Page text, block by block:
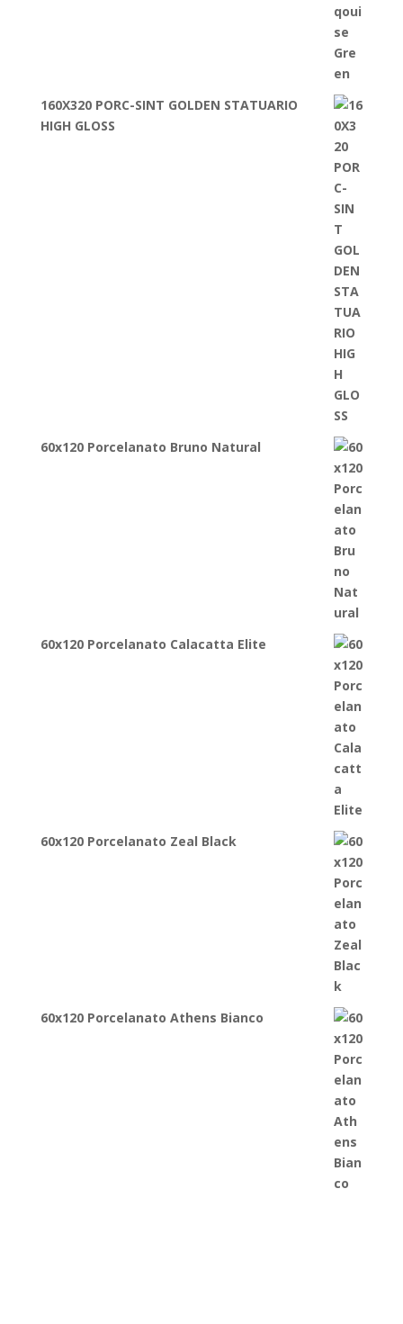
160X320 PORC-SINT GOLDEN STATUARIO
HIGH GLOSS
60x120 Porcelanato Bruno Natural
60x120 Porcelanato Calacatta Elite
60x120 Porcelanato Zeal Black
60x120 Porcelanato Athens Bianco